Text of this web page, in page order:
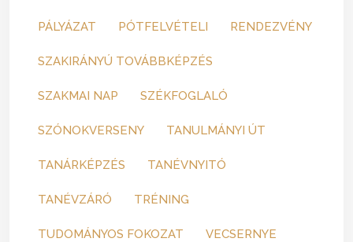
PÁLYÁZAT PÓTFELVÉTELI RENDEZVÉNY
SZAKIRÁNYÚ TOVÁBBKÉPZÉS
SZAKMAI NAP SZÉKFOGLALÓ
SZÓNOKVERSENY TANULMÁNYI ÚT
TANÁRKÉPZÉS TANÉVNYITÓ
TANÉVZÁRÓ TRÉNING
TUDOMÁNYOS FOKOZAT VECSERNYE